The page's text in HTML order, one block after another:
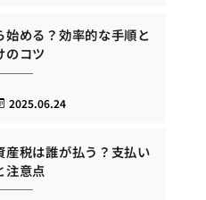
める？効率的な手順と
のコツ
2025.06.24
税は誰が払う？支払い
注意点